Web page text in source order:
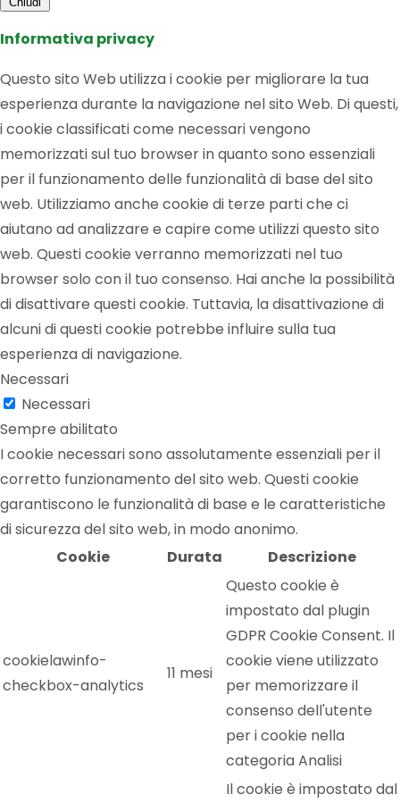
Informativa privacy
Questo sito Web utilizza i cookie per migliorare la tua
esperienza durante la navigazione nel sito Web. Di questi,
i cookie classificati come necessari vengono
memorizzati sul tuo browser in quanto sono essenziali
per il funzionamento delle funzionalità di base del sito
web. Utilizziamo anche cookie di terze parti che ci
aiutano ad analizzare e capire come utilizzi questo sito
web. Questi cookie verranno memorizzati nel tuo
browser solo con il tuo consenso. Hai anche la possibilità
di disattivare questi cookie. Tuttavia, la disattivazione di
alcuni di questi cookie potrebbe influire sulla tua
esperienza di navigazione.
Necessari
Necessari
Sempre abilitato
I cookie necessari sono assolutamente essenziali per il
corretto funzionamento del sito web. Questi cookie
garantiscono le funzionalità di base e le caratteristiche
di sicurezza del sito web, in modo anonimo.
Cookie
Durata Descrizione
cookielawinfo-
checkbox-analytics
11 mesi
Questo cookie è
impostato dal plugin
GDPR Cookie Consent. Il
cookie viene utilizzato
per memorizzare il
consenso dell'utente
per i cookie nella
categoria Analisi
Il cookie è impostato dal